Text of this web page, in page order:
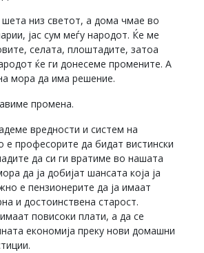
низ светот, а дома чмае во
јас сум меѓу народот. Ќе ме
селата, плоштадите, затоа
ќе ги донесеме промените. А
мора да има решение.
промена.
вредности и систем на
професорите да бидат вистински
да си ги вратиме во нашата
да ја добијат шансата која ја
е пензионерите да ја имаат
и достоинствена старост.
повисоки плати, а да се
економија преку нови домашни